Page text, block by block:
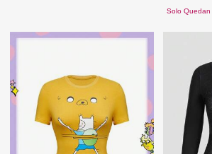
Solo Quedan